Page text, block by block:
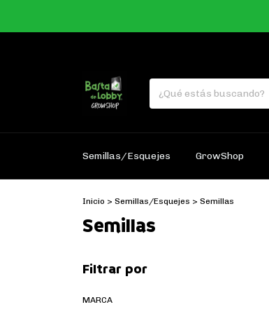
Semillas/Esquejes GrowShop
Inicio > Semillas/Esquejes > Semillas
Semillas
Filtrar por
MARCA